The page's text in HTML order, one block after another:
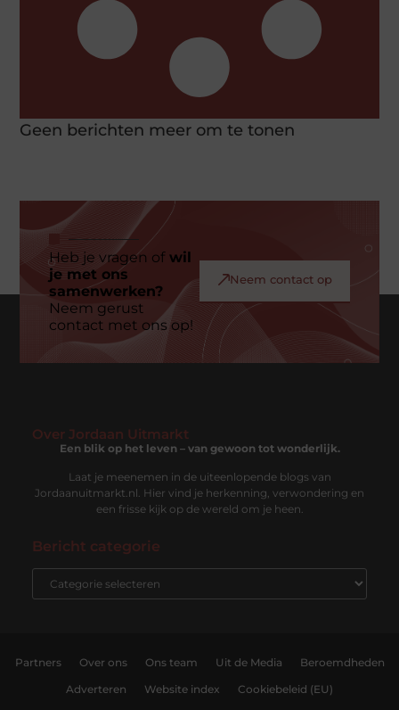
Geen berichten meer om te tonen
Heb je vragen ofwil
je met ons
samenwerken?
Neem gerust
contact met ons op!
Neem contact op
Over Jordaan Uitmarkt
Een blik op het leven – van gewoon tot wonderlijk.
Laat je meenemen in de uiteenlopende blogs van
Jordaanuitmarkt.nl. Hier vind je herkenning, verwondering en
een frisse kijk op de wereld om je heen.
Bericht categorie
Partners Over ons Ons team Uit de Media Beroemdheden
Adverteren Website index Cookiebeleid (EU)